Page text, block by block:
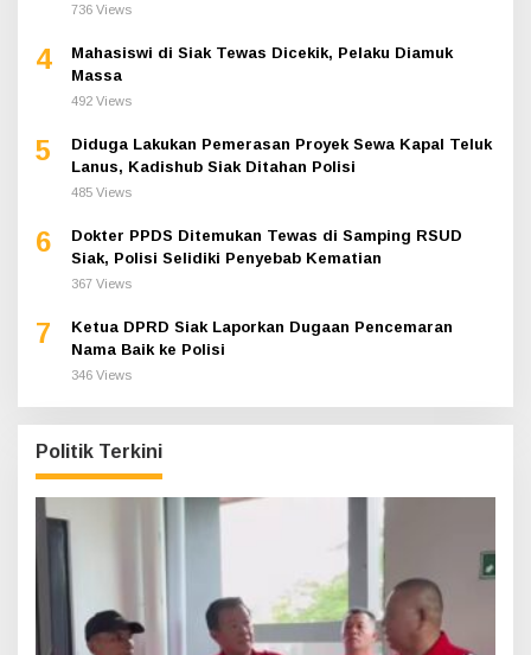
736 Views
4
Mahasiswi di Siak Tewas Dicekik, Pelaku Diamuk
Massa
492 Views
5
Diduga Lakukan Pemerasan Proyek Sewa Kapal Teluk
Lanus, Kadishub Siak Ditahan Polisi
485 Views
6
Dokter PPDS Ditemukan Tewas di Samping RSUD
Siak, Polisi Selidiki Penyebab Kematian
367 Views
7
Ketua DPRD Siak Laporkan Dugaan Pencemaran
Nama Baik ke Polisi
346 Views
Politik Terkini